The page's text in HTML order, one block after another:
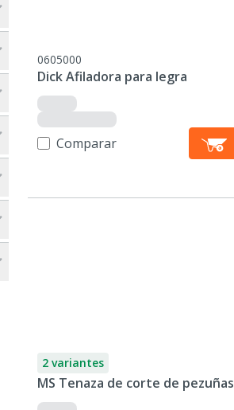
0605000
Dick Afiladora para legra
Comparar
2 variantes
MS Tenaza de corte de pezuñas